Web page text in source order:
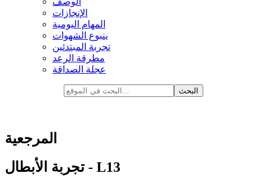
الإنجازات
المهام اليومية
ينبوع الشهوات
تجربة المبتدئين
مطرقة الرعد
عجلة الصداقة
المرجعية
تجربة الأبطال - L13